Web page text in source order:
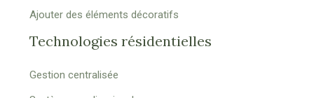
Ajouter des éléments décoratifs
Technologies résidentielles
Gestion centralisée